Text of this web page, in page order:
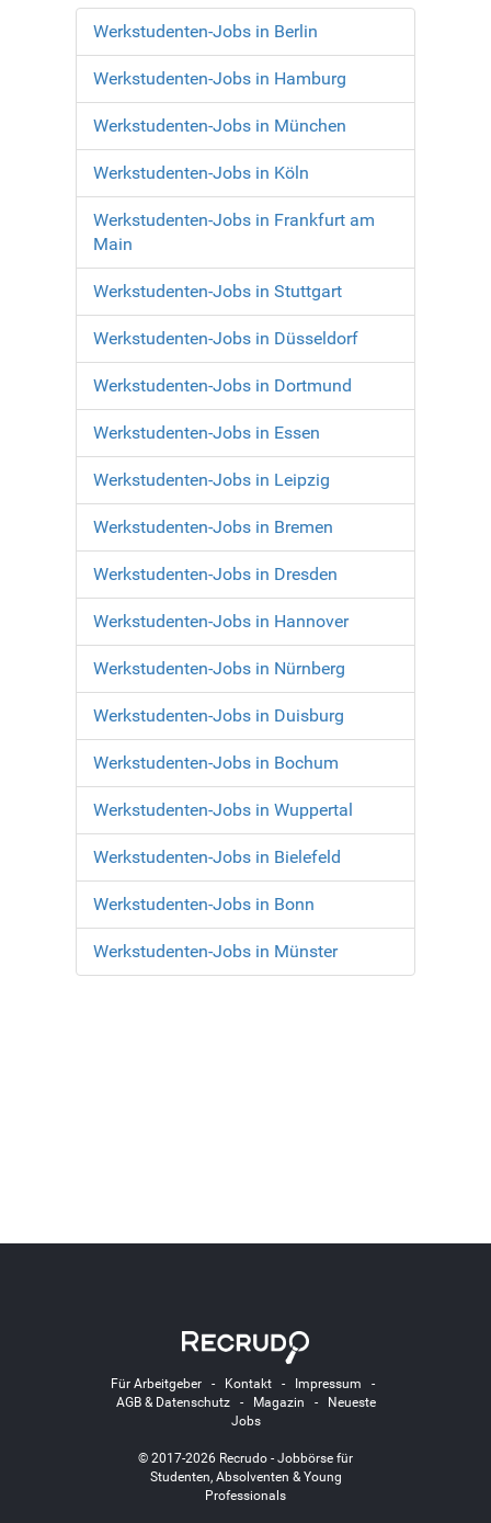
Werkstudenten-Jobs in Berlin
Werkstudenten-Jobs in Hamburg
Werkstudenten-Jobs in München
Werkstudenten-Jobs in Köln
Werkstudenten-Jobs in Frankfurt am
Main
Werkstudenten-Jobs in Stuttgart
Werkstudenten-Jobs in Düsseldorf
Werkstudenten-Jobs in Dortmund
Werkstudenten-Jobs in Essen
Werkstudenten-Jobs in Leipzig
Werkstudenten-Jobs in Bremen
Werkstudenten-Jobs in Dresden
Werkstudenten-Jobs in Hannover
Werkstudenten-Jobs in Nürnberg
Werkstudenten-Jobs in Duisburg
Werkstudenten-Jobs in Bochum
Werkstudenten-Jobs in Wuppertal
Werkstudenten-Jobs in Bielefeld
Werkstudenten-Jobs in Bonn
Werkstudenten-Jobs in Münster
Für Arbeitgeber- Kontakt- Impressum -
AGB & Datenschutz- Magazin -
Neueste
Jobs
© 2017-2026 Recrudo - Jobbörse für
Studenten, Absolventen & Young
Professionals